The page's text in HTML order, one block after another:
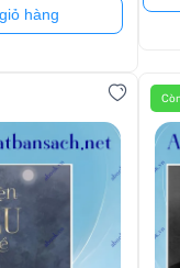
hàng